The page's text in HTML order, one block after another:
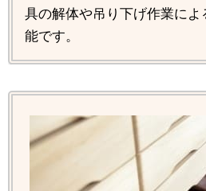
具の解体や吊り下げ作業に
能です。